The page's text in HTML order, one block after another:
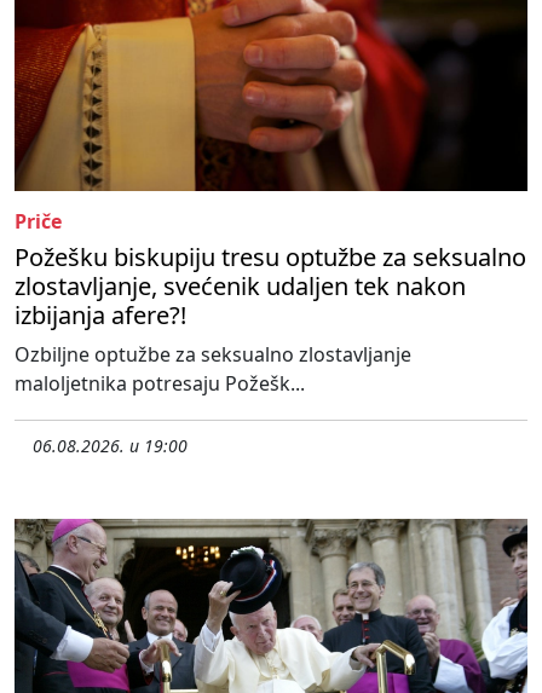
Priče
Požešku biskupiju tresu optužbe za seksualno
zlostavljanje, svećenik udaljen tek nakon
izbijanja afere?!
Ozbiljne optužbe za seksualno zlostavljanje
maloljetnika potresaju Požešk...
06.08.2026. u 19:00